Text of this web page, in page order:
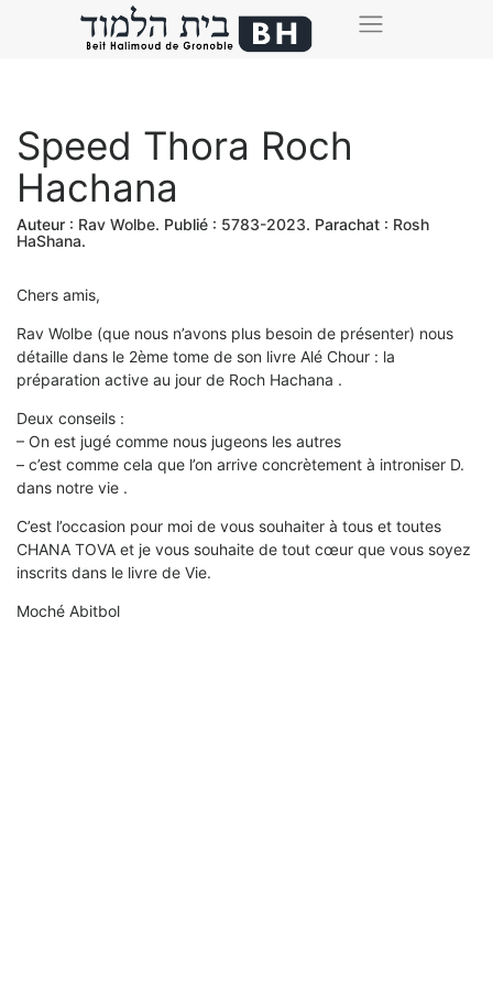
Speed Thora Roch
Hachana
Auteur : Rav Wolbe. Publié : 5783-2023. Parachat : Rosh
HaShana.
Chers amis,
Rav Wolbe (que nous n’avons plus besoin de présenter) nous
détaille dans le 2ème tome de son livre Alé Chour : la
préparation active au jour de Roch Hachana .
Deux conseils :
– On est jugé comme nous jugeons les autres
– c’est comme cela que l’on arrive concrètement à introniser D.
dans notre vie .
C’est l’occasion pour moi de vous souhaiter à tous et toutes
CHANA TOVA et je vous souhaite de tout cœur que vous soyez
inscrits dans le livre de Vie.
Moché Abitbol